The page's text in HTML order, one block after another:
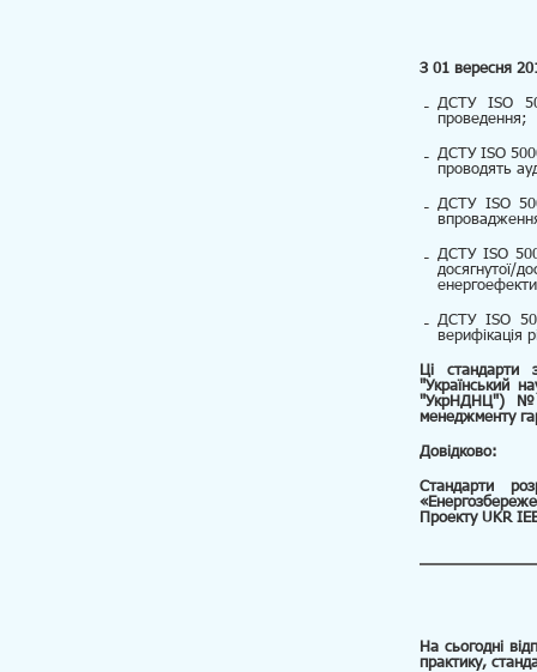
З 01 вересня
ДСТУ ISO
проведення;
ДСТУ ISO
проводять
ДСТУ ISO
ДСТУ ISO
досягнутої/
ДСТУ ISO
верифікація
Ці стандарти
"Український
"УкрНДНЦ") №
менеджменту
Довідково:
Стандарти
Проекту UKR
На сьогодні
практику,